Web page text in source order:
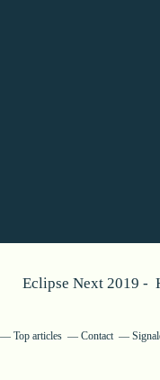
Eclipse Next 2019 -
Top articles Contact